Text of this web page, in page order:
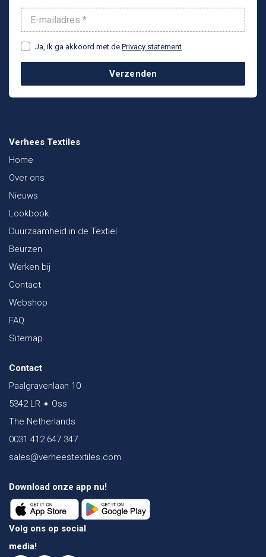
Ja, ik ga akkoord met de Privacy statement
Verzenden
Verhees Textiles
Home
Over ons
Nieuws
Lookbook
Duurzaamheid in de Textiel
Beurzen
Werken bij
Contact
Webshop
FAQ
Sitemap
Contact
Paalgravenlaan 10
5342 LR
Oss
The Netherlands
0031 412 647 347
sales@verheestextiles.com
Download onze app nu!
Volg ons op social
media!